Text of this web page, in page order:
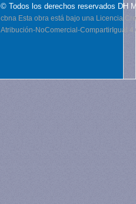
© Todos los derechos reservados DH
cbna Esta obra está bajo una Licencia
Atribución-NoComercial-CompartirIgual